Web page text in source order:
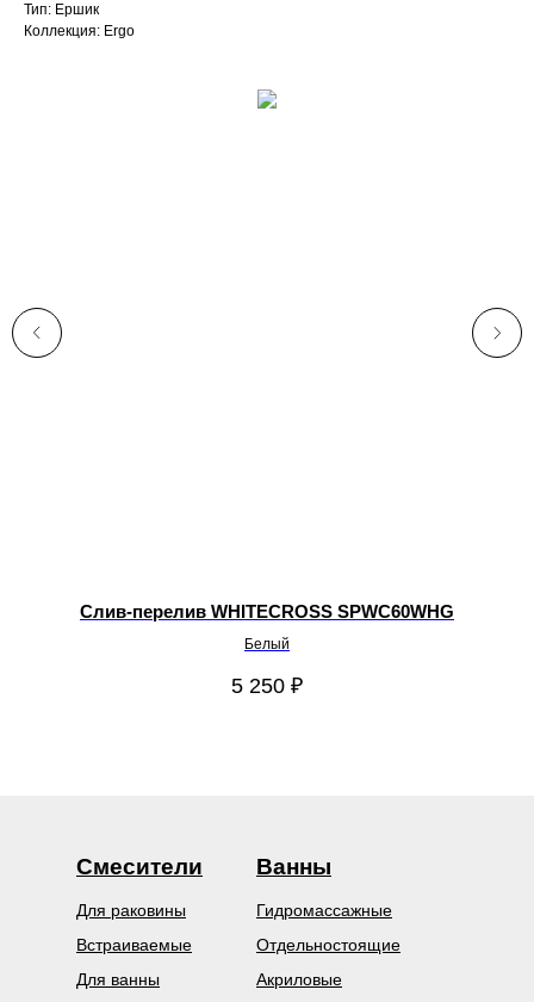
Тип: Ершик
Коллекция: Ergo
Слив-перелив WHITECROSS SPWC60WHG
Белый
5 250 ₽
Смесители
Встраиваемые
Для ванны
Для раковины
Ванны
Гидромассажные
Акриловые
Отдельностоящие